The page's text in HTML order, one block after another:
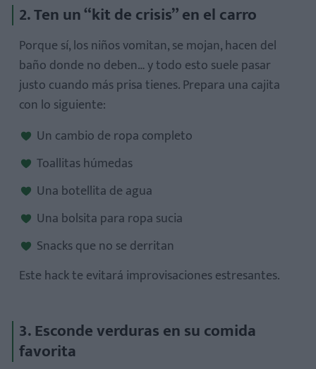
2. Ten un “kit de crisis” en el carro
Porque sí, los niños vomitan, se mojan, hacen del
baño donde no deben… y todo esto suele pasar
justo cuando más prisa tienes. Prepara una cajita
con lo siguiente:
Un cambio de ropa completo
Toallitas húmedas
Una botellita de agua
Una bolsita para ropa sucia
Snacks que no se derritan
Este hack te evitará improvisaciones estresantes.
3. Esconde verduras en su comida
favorita